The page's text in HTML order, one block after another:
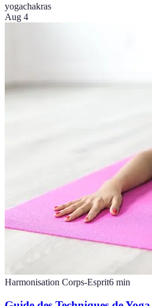
yogachakras
Aug 4
Harmonisation Corps-Esprit6 min